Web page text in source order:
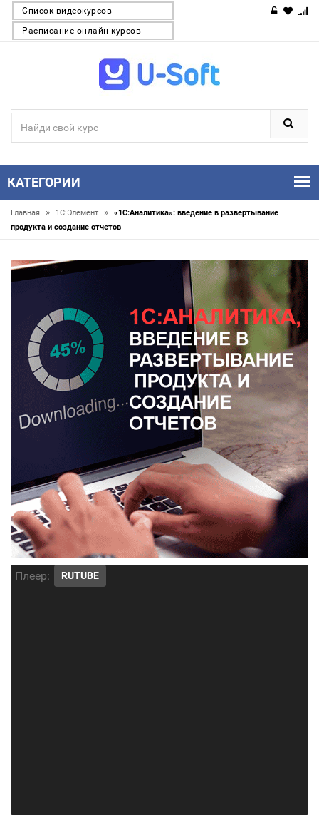
Список видеокурсов
Расписание онлайн-курсов
КАТЕГОРИИ
Главная » 1С:Элемент »
«1С:Аналитика»: введение в развертывание
продукта и создание отчетов
Плеер: RUTUBE